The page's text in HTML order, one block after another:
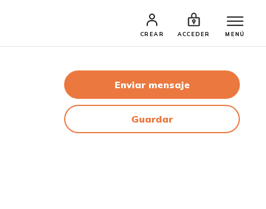
CREAR ACCEDER MENÚ
Enviar mensaje
Guardar